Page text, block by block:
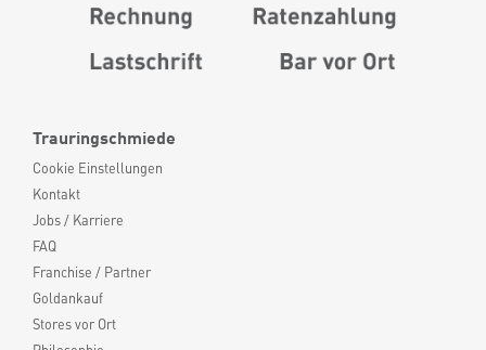
Trauringschmiede
Cookie Einstellungen
Kontakt
Jobs / Karriere
FAQ
Franchise / Partner
Goldankauf
Stores vor Ort